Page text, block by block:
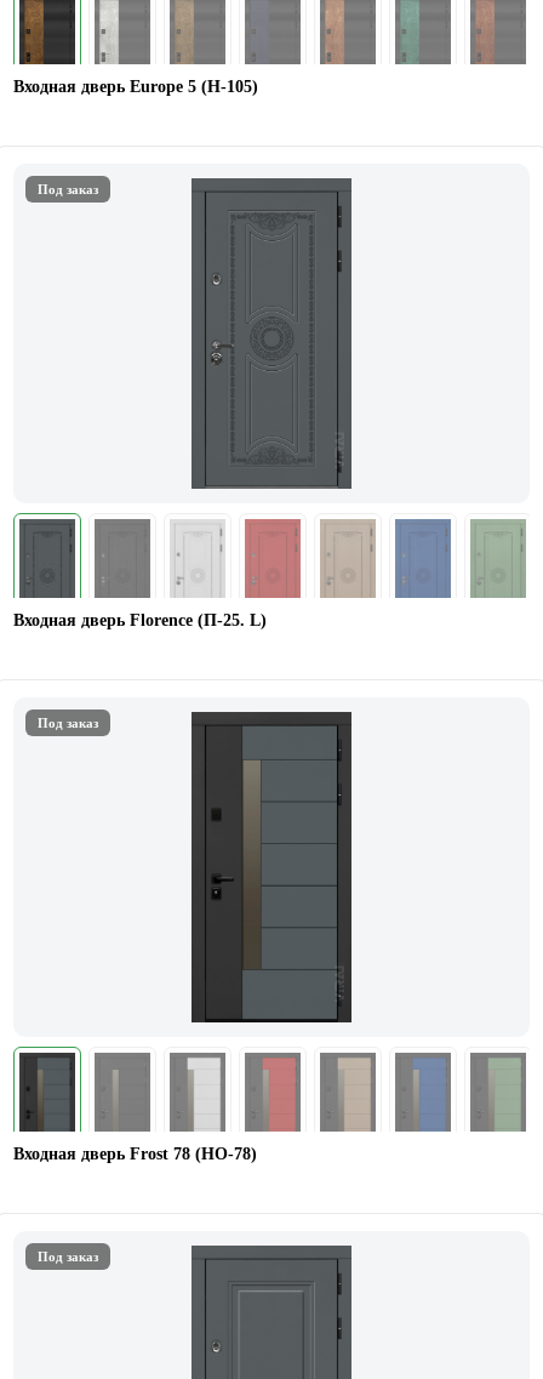
Входная дверь Europe 5 (H-105)
Под заказ
Входная дверь Florence (П-25. L)
Под заказ
Входная дверь Frost 78 (НО-78)
Под заказ